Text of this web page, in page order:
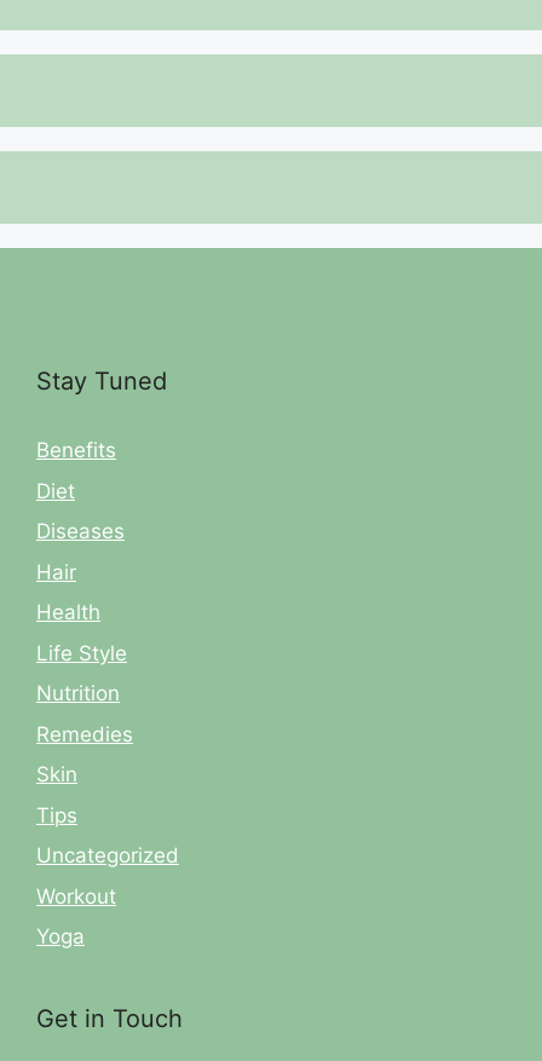
Stay Tuned
Benefits
Diet
Diseases
Hair
Health
Life Style
Nutrition
Remedies
Skin
Tips
Uncategorized
Workout
Yoga
Get in Touch